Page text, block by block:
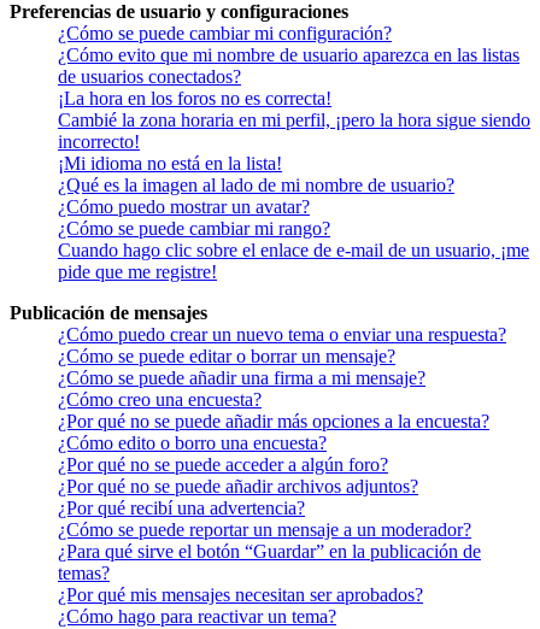
Preferencias de usuario y configuraciones
¿Cómo se puede cambiar mi configuración?
¿Cómo evito que mi nombre de usuario aparezca en las listas
de usuarios conectados?
¡La hora en los foros no es correcta!
Cambié la zona horaria en mi perfil, ¡pero la hora sigue siendo
incorrecto!
¡Mi idioma no está en la lista!
¿Qué es la imagen al lado de mi nombre de usuario?
¿Cómo puedo mostrar un avatar?
¿Cómo se puede cambiar mi rango?
Cuando hago clic sobre el enlace de e-mail de un usuario, ¡me
pide que me registre!
Publicación de mensajes
¿Cómo puedo crear un nuevo tema o enviar una respuesta?
¿Cómo se puede editar o borrar un mensaje?
¿Cómo se puede añadir una firma a mi mensaje?
¿Cómo creo una encuesta?
¿Por qué no se puede añadir más opciones a la encuesta?
¿Cómo edito o borro una encuesta?
¿Por qué no se puede acceder a algún foro?
¿Por qué no se puede añadir archivos adjuntos?
¿Por qué recibí una advertencia?
¿Cómo se puede reportar un mensaje a un moderador?
¿Para qué sirve el botón “Guardar” en la publicación de
temas?
¿Por qué mis mensajes necesitan ser aprobados?
¿Cómo hago para reactivar un tema?